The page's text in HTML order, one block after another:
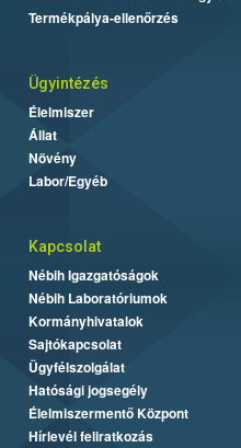
Termékpálya-ellenőrzés
Ügyintézés
Élelmiszer
Állat
Növény
Labor/Egyéb
Kapcsolat
Nébih Igazgatóságok
Nébih Laboratóriumok
Kormányhivatalok
Sajtókapcsolat
Ügyfélszolgálat
Hatósági jogsegély
Élelmiszermentő Központ
Hírlevél feliratkozás